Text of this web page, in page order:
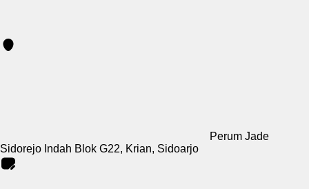
Perum Jade
Sidorejo Indah Blok G22, Krian, Sidoarjo